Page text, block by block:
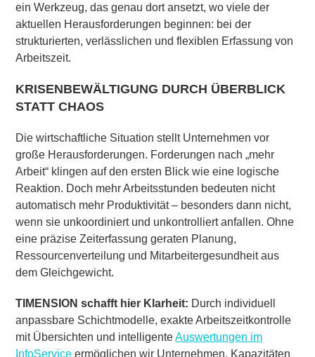
ein Werkzeug, das genau dort ansetzt, wo viele der
aktuellen Herausforderungen beginnen: bei der
strukturierten, verlässlichen und flexiblen Erfassung von
Arbeitszeit.
KRISENBEWÄLTIGUNG DURCH ÜBERBLICK
STATT CHAOS
Die wirtschaftliche Situation stellt Unternehmen vor
große Herausforderungen. Forderungen nach „mehr
Arbeit“ klingen auf den ersten Blick wie eine logische
Reaktion. Doch mehr Arbeitsstunden bedeuten nicht
automatisch mehr Produktivität – besonders dann nicht,
wenn sie unkoordiniert und unkontrolliert anfallen. Ohne
eine präzise Zeiterfassung geraten Planung,
Ressourcenverteilung und Mitarbeitergesundheit aus
dem Gleichgewicht.
TIMENSION schafft hier Klarheit: Durch individuell
anpassbare Schichtmodelle, exakte Arbeitszeitkontrolle
mit Übersichten und intelligenteAuswertungen im
InfoService ermöglichen wir Unternehmen, Kapazitäten